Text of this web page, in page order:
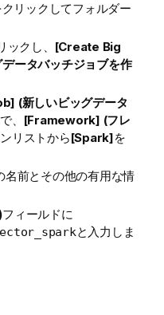
リックしてフォルダー
クし、 [Create Big
ータバッチジョブを作
(新しいビッグデータ
、 [Framework] (フレ
リストから[Spark]を
前とその他の有用な情
フィールドに
と入力しま